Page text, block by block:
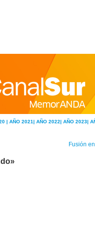
| AÑO 2021| AÑO 2022| AÑO 2023|
Fusión